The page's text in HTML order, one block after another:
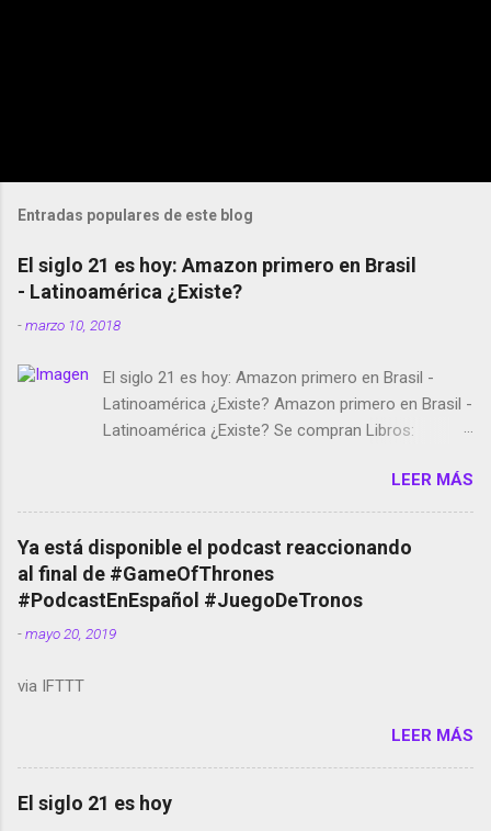
Entradas populares de este blog
El siglo 21 es hoy: Amazon primero en Brasil
- Latinoamérica ¿Existe?
-marzo 10, 2018
El siglo 21 es hoy: Amazon primero en Brasil -
Latinoamérica ¿Existe? Amazon primero en Brasil -
Latinoamérica ¿Existe? Se compran Libros:
temporada de Black Mirror Twitter deja de verificar
cuentas Responden los fotógrafos Brian May y el
copyright en Instagram Música y vídeo selfies en la
red social Riddley Scott saca a Kevin Spacey de su
película Francisco regaña a los que usan el
smartphone en sus misas La serie de la Tierra
Media GoBee - StartUp de bicicletas de alquiler
Live Photos en Google Photos Llegando Partimos
Dictados en Android El tamaño y su importancia...
LEER MÁS
Ya está disponible el podcast reaccionando
al final de #GameOfThrones
#PodcastEnEspañol #JuegoDeTronos
-mayo 20, 2019
via IFTTT
LEER MÁS
El siglo 21 es hoy